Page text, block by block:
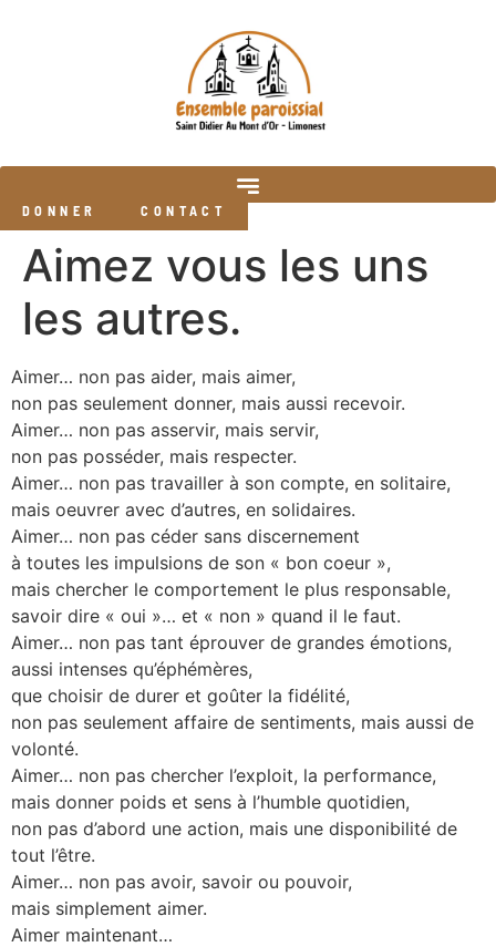
DONNER CONTACT
Aimez vous les uns
les autres.
Aimer… non pas aider, mais aimer,
non pas seulement donner, mais aussi recevoir.
Aimer… non pas asservir, mais servir,
non pas posséder, mais respecter.
Aimer… non pas travailler à son compte, en solitaire,
mais oeuvrer avec d’autres, en solidaires.
Aimer… non pas céder sans discernement
à toutes les impulsions de son « bon coeur »,
mais chercher le comportement le plus responsable,
savoir dire « oui »… et « non » quand il le faut.
Aimer… non pas tant éprouver de grandes émotions,
aussi intenses qu’éphémères,
que choisir de durer et goûter la fidélité,
non pas seulement affaire de sentiments, mais aussi de
volonté.
Aimer… non pas chercher l’exploit, la performance,
mais donner poids et sens à l’humble quotidien,
non pas d’abord une action, mais une disponibilité de
tout l’être.
Aimer… non pas avoir, savoir ou pouvoir,
mais simplement aimer.
Aimer maintenant…